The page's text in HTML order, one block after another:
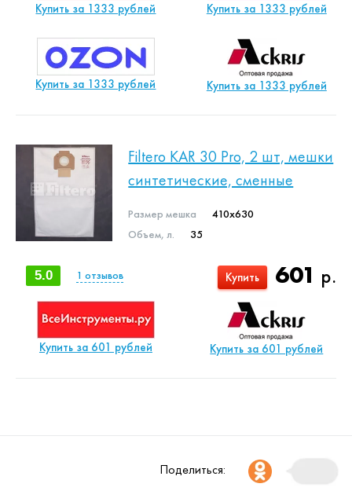
Купить за 1333 рублей Купить за 1333 рублей
Купить за 1333 рублей Купить за 1333 рублей
Filtero KAR 30 Pro, 2 шт, мешки
синтетические, сменные
Размер мешка
410x630
Объем, л.
35
601 р.
Купить
5.0 1 отзывов
Купить за 601 рублей Купить за 601 рублей
Поделиться: